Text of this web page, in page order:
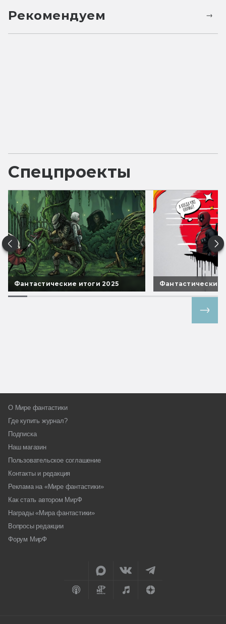
Рекомендуем
Спецпроекты
Фантастические итоги 2025 Фантастические
О Мире фантастики
Где купить журнал?
Подписка
Наш магазин
Пользовательское соглашение
Контакты и редакция
Реклама на «Мире фантастики»
Как стать автором МирФ
Награды «Мира фантастики»
Вопросы редакции
Форум МирФ